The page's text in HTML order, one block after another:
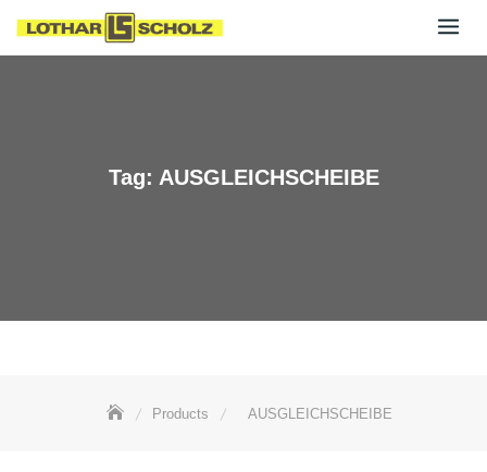
Tag: AUSGLEICHSCHEIBE
Products AUSGLEICHSCHEIBE